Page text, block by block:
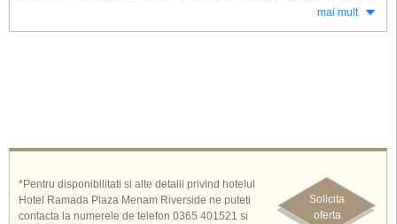
dispozitia turistilor 525 spatii de cazare amenajate modern si dotate cu:
mai mult
Solicita
oferta
*Pentru disponibilitati si alte detalii privind hotelul
Hotel Ramada Plaza Menam Riverside ne puteti
contacta la numerele de telefon 0365 401521 si